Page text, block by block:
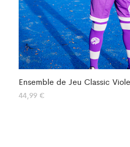
Ensemble de Jeu Classic
44,99 €